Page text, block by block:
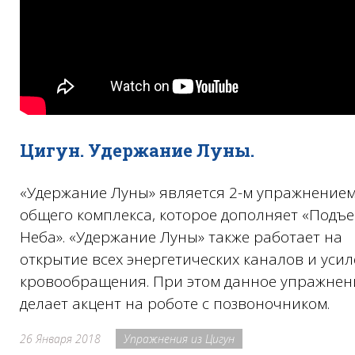
Цигун. Удержание Луны.
«Удержание Луны» является 2-м упражнением
общего комплекса, которое дополняет
Неба». «Удержание Луны» также работает на
открытие всех энергетических каналов и
кровообращения. При этом данное
делает акцент на роботе с позвоночником.
26 Января 2018 Упражнения из Цигун